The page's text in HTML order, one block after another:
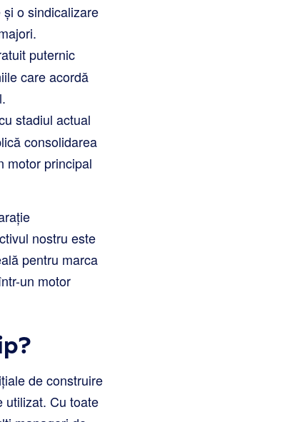
o sindicalizare
puternic
care acordă
stadiul actual
consolidarea
motor principal
nostru este
pentru marca
un motor
de construire
utilizat. Cu toate